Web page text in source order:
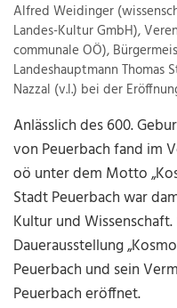
Alfred Weidinger
Landes-Kultur GmbH),
communale OÖ),
Landeshauptmann
Nazzal (v.l.) bei der
Anlässlich des 600.
von Peuerbach fand im
oö unter dem Motto
Stadt Peuerbach war
Kultur und
Dauerausstellung
Peuerbach und sein
Peuerbach eröffnet.